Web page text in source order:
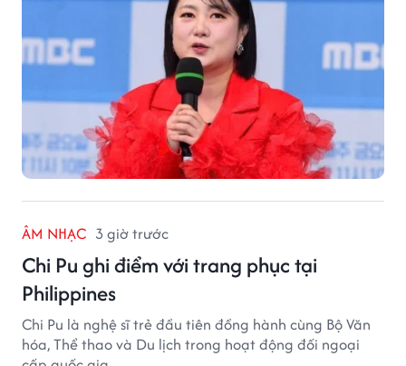
ÂM NHẠC 3 giờ trước
Chi Pu ghi điểm với trang phục tại
Philippines
Chi Pu là nghệ sĩ trẻ đầu tiên đồng hành cùng Bộ Văn
hóa, Thể thao và Du lịch trong hoạt động đối ngoại